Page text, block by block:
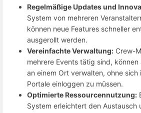
Regelmäßige Updates und
System von mehreren
können neue Features schneller
ausgerollt werden.
Vereinfachte Verwaltung: Crew-
mehrere Events tätig sind, können
an einem Ort verwalten, ohne sich
Portale einloggen zu müssen.
Optimierte Ressourcennutzung:
System erleichtert den Austausch